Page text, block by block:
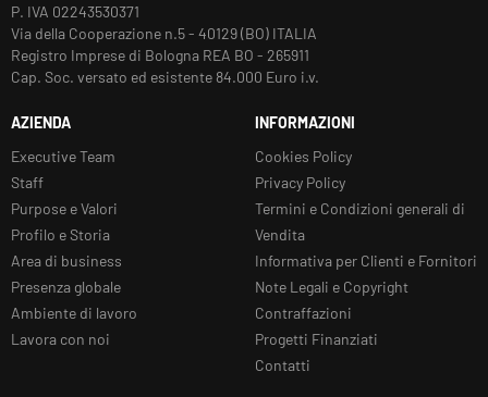
P. IVA 02243530371
Via della Cooperazione n.5 - 40129 (BO) ITALIA
Registro Imprese di Bologna REA BO - 265911
Cap. Soc. versato ed esistente 84.000 Euro i.v.
AZIENDA
Executive Team
Staff
Purpose e Valori
Profilo e Storia
Area di business
Presenza globale
Ambiente di lavoro
Lavora con noi
INFORMAZIONI
Cookies Policy
Privacy Policy
Termini e Condizioni generali di
Vendita
Informativa per Clienti e Fornitori
Note Legali e Copyright
Contraffazioni
Progetti Finanziati
Contatti